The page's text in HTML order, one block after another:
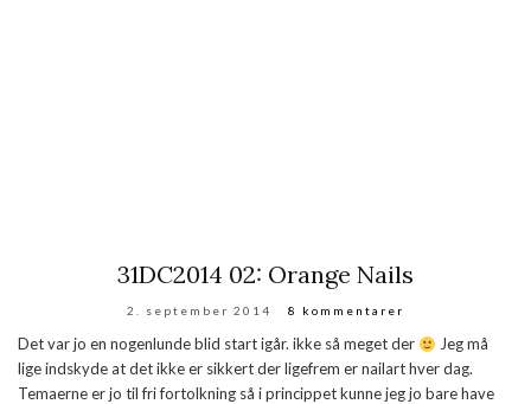
31DC2014 02: Orange Nails
2. september 2014 8 kommentarer
Det var jo en nogenlunde blid start igår. ikke så meget der
Jeg må
lige indskyde at det ikke er sikkert der ligefrem er nailart hver dag.
Temaerne er jo til fri fortolkning så i princippet kunne jeg jo bare have